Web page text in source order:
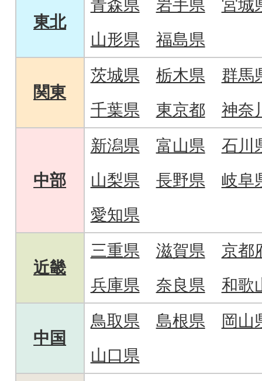
東北
青森県 岩手県
宮城
山形県
福島県
関東
茨城県 栃木県
群馬
千葉県
東京都 神奈
中部
新潟県 富山県
石川
山梨県
長野県
岐阜
愛知県
近畿
三重県 滋賀県
京都
兵庫県
奈良県 和歌
中国
鳥取県 島根県
岡山
山口県